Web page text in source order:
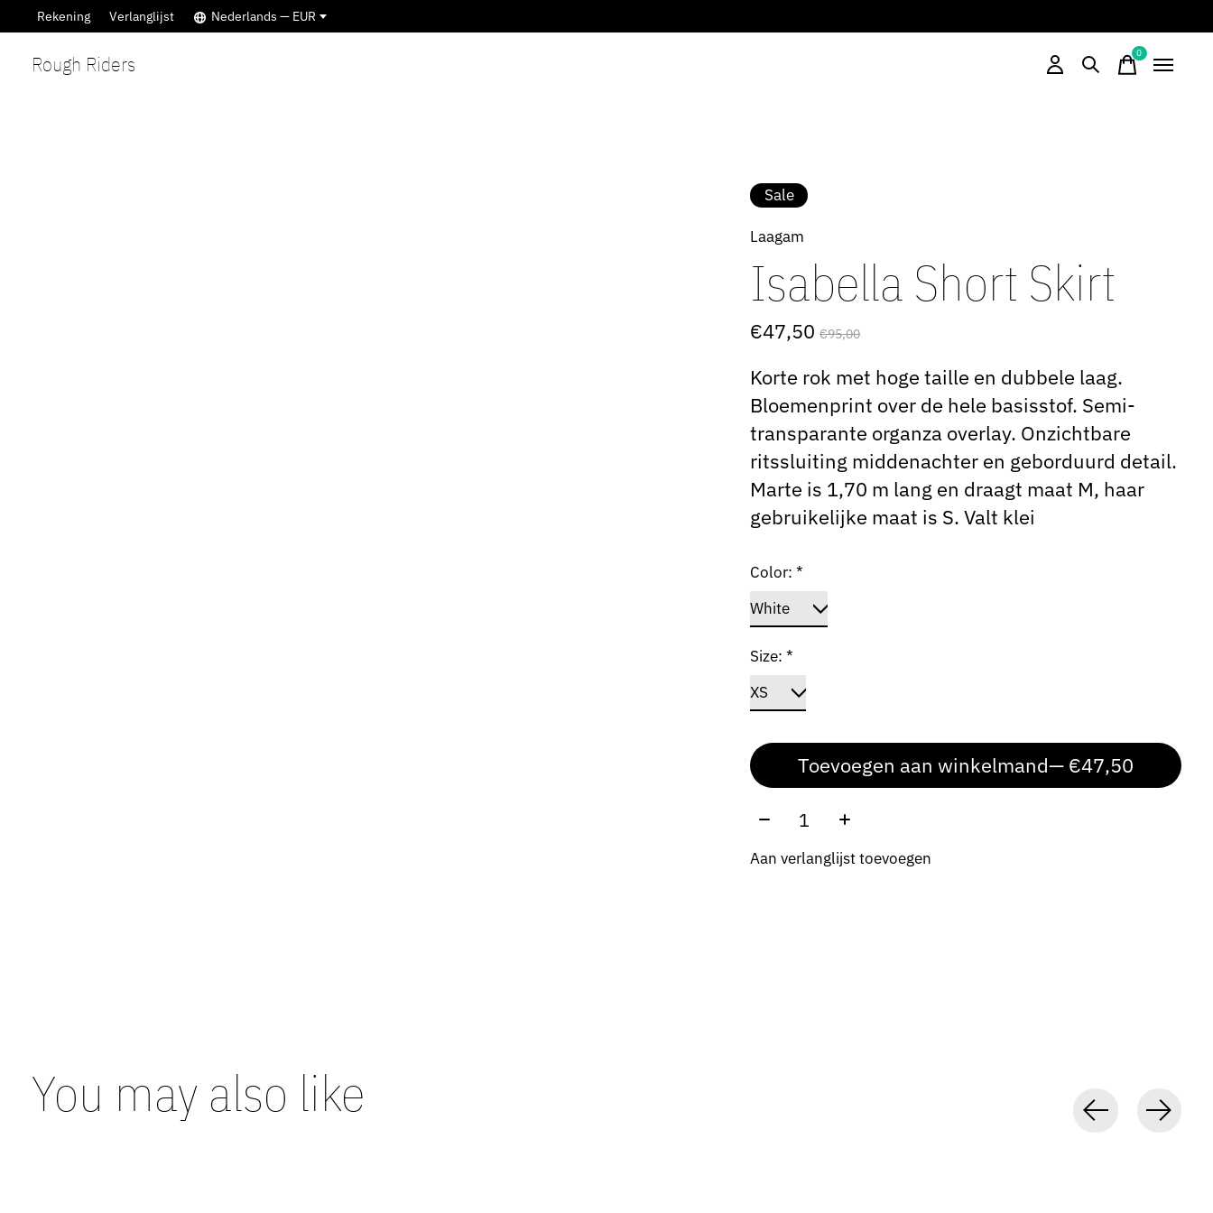
Rekening Verlanglijst Nederlands — EUR
Rough Riders 0items
Sale
Laagam
Isabella Short Skirt
€47,50€95,00
Korte rok met hoge taille en dubbele laag.
Bloemenprint over de hele basisstof. Semi-
transparante organza overlay. Onzichtbare
ritssluiting middenachter en geborduurd detail.
Marte is 1,70 m lang en draagt ​​maat M, haar
gebruikelijke maat is S. Valt klei
Color:*
Size:*
Toevoegen aan winkelmand
— €47,50
Aantal:
Aan verlanglijst toevoegen
You may also like